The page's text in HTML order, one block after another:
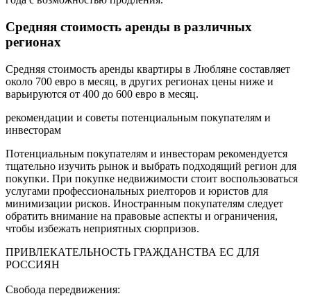
Средняя стоимость аренды в различных
регионах
Средняя стоимость аренды квартиры в Любляне составляет
около 700 евро в месяц, в других регионах цены ниже и
варьируются от 400 до 600 евро в месяц.
рекомендации и советы потенциальным покупателям и
инвесторам
Потенциальным покупателям и инвесторам рекомендуется
тщательно изучить рынок и выбрать подходящий регион для
покупки. При покупке недвижимости стоит воспользоваться
услугами профессиональных риелторов и юристов для
минимизации рисков. Иностранным покупателям следует
обратить внимание на правовые аспекты и ограничения,
чтобы избежать неприятных сюрпризов.
ПРИВЛЕКАТЕЛЬНОСТЬ ГРАЖДАНСТВА ЕС ДЛЯ
РОССИЯН
Свобода передвижения: